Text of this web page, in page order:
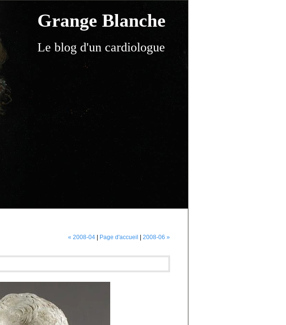
Grange Blanche
Le blog d'un cardiologue
« 2008-04 Page d'accueil
2008-06 »